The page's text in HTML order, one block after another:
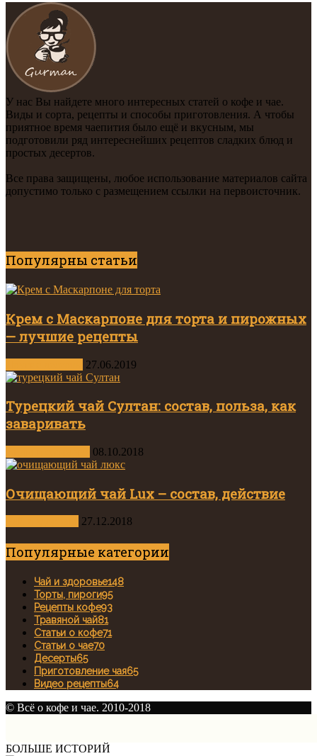
У нас Вы найдете много интересных статей о кофе и чае.
Виды и сорта, рецепты и способы приготовления. А чтобы
приятное время чаепития было ещё и вкусным, мы
подготовили ряд интереснейших рецептов сладких блюд и
простых десертов.
Все права защищены, любое использование материалов сайта
допустимо только с размещением ссылки на первоисточник.
Популярны статьи
Крем с Маскарпоне для торта и пирожных
— лучшие рецепты
27.06.2019
Турецкий чай Султан: состав, польза, как
заваривать
08.10.2018
Очищающий чай Lux – состав, действие
27.12.2018
Популярные категории
Чай и здоровье148
Торты, пироги95
Рецепты кофе93
Травяной чай81
Статьи о кофе71
Статьи о чае70
Десерты65
Приготовление чая65
Видео рецепты64
© Всё о кофе и чае. 2010-2018
БОЛЬШЕ ИСТОРИЙ